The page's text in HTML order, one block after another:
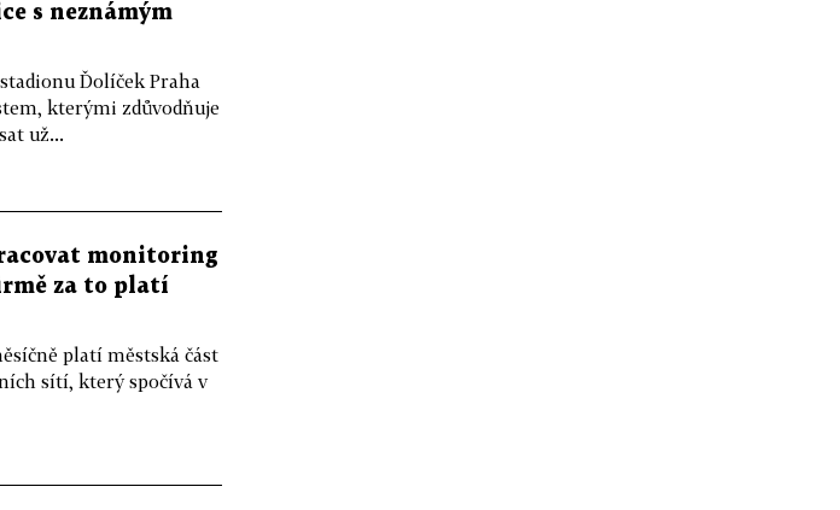
s neznámým
Ďolíček Praha
kterými zdůvodňuje
už...
monitoring
za to platí
platí městská část
sítí, který spočívá v